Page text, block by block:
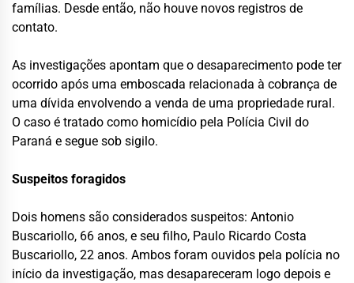
famílias. Desde então, não houve novos registros de
contato.
As investigações apontam que o desaparecimento pode ter
ocorrido após uma emboscada relacionada à cobrança de
uma dívida envolvendo a venda de uma propriedade rural.
O caso é tratado como homicídio pela Polícia Civil do
Paraná e segue sob sigilo.
Suspeitos foragidos
Dois homens são considerados suspeitos: Antonio
Buscariollo, 66 anos, e seu filho, Paulo Ricardo Costa
Buscariollo, 22 anos. Ambos foram ouvidos pela polícia no
início da investigação, mas desapareceram logo depois e